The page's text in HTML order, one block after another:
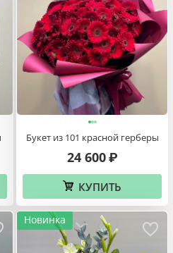
Букет из 101 малиновой и белой
розы
17 880₽
КУПИТЬ